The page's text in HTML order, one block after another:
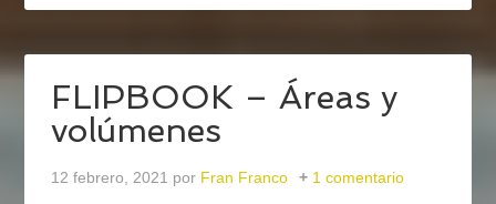
FLIPBOOK – Áreas y
volúmenes
12 febrero, 2021 por Fran Franco 1 comentario